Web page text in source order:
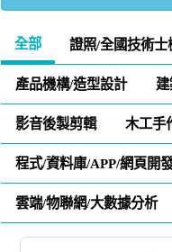
全部 證照/全國技術士
產品機構/造型設計
影音後製剪輯 木工手
程式/資料庫/APP/網頁開
雲端/物聯網/大數據分析